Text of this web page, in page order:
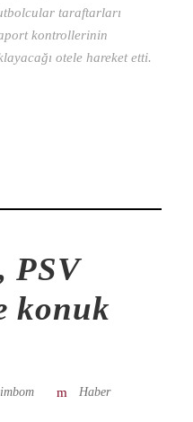
taraftarları
kontrollerinin
otele hareket etti.
PSV
konuk
Haber